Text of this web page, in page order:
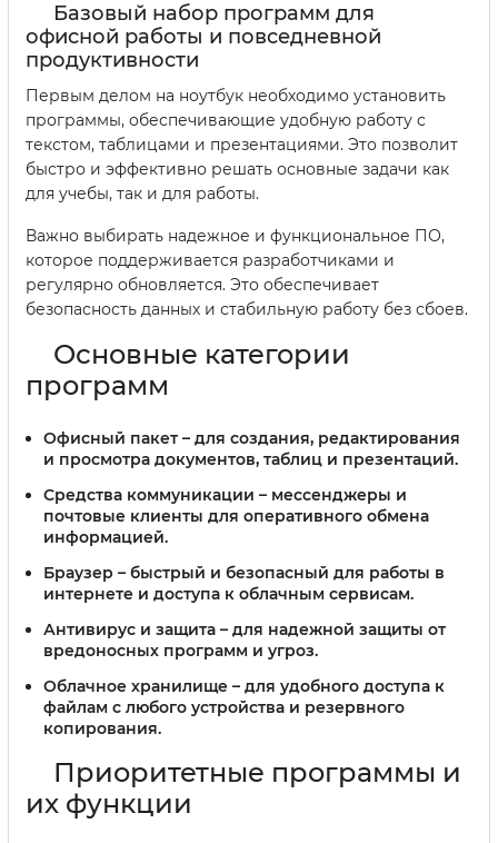
Базовый набор программ для
офисной работы и повседневной
продуктивности
Первым делом на ноутбук необходимо установить
программы, обеспечивающие удобную работу с
текстом, таблицами и презентациями. Это позволит
быстро и эффективно решать основные задачи как
для учебы, так и для работы.
Важно выбирать надежное и функциональное ПО,
которое поддерживается разработчиками и
регулярно обновляется. Это обеспечивает
безопасность данных и стабильную работу без сбоев.
Основные категории
программ
Офисный пакет – для создания, редактирования
и просмотра документов, таблиц и презентаций.
Средства коммуникации – мессенджеры и
почтовые клиенты для оперативного обмена
информацией.
Браузер – быстрый и безопасный для работы в
интернете и доступа к облачным сервисам.
Антивирус и защита – для надежной защиты от
вредоносных программ и угроз.
Облачное хранилище – для удобного доступа к
файлам с любого устройства и резервного
копирования.
Приоритетные программы и
их функции